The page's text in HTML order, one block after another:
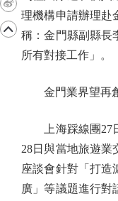
理機構申請辦理赴
稱：金門縣副縣長
所有對接工作」。
金門業界望再
上海踩線團27日
28日與當地旅遊業
座談會針對「打造
廣」等議題進行對